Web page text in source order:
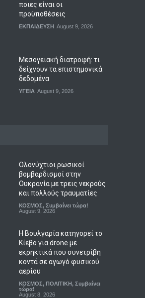
ποιες είναι οι
προϋποθέσεις
ΕΚΠΑΙΔΕΥΣΗ August 9, 2026
Μεσογειακή διατροφή: τι
δείχνουν τα επιστημονικά
δεδομένα
ΥΓΕΙΑ August 9, 2026
Ολονύχτιοι ρωσικοί
βομβαρδισμοί στην
Ουκρανία με τρεις νεκρούς
και πολλούς τραυματίες
ΚΟΣΜΟΣ, Συμβαίνει τώρα!
August 9, 2026
Η Βουλγαρία κατηγορεί το
Κίεβο για drone με
εκρηκτικά που συνετρίβη
κοντά σε αγωγό φυσικού
αερίου
ΚΟΣΜΟΣ, ΠΟΛΙΤΙΚΗ, Συμβαίνει
τώρα!
August 8, 2026